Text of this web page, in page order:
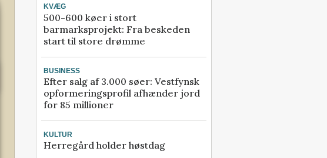
KVÆG
500-600 køer i stort
barmarksprojekt: Fra beskeden
start til store drømme
BUSINESS
Efter salg af 3.000 søer: Vestfynsk
opformeringsprofil afhænder jord
for 85 millioner
KULTUR
Herregård holder høstdag